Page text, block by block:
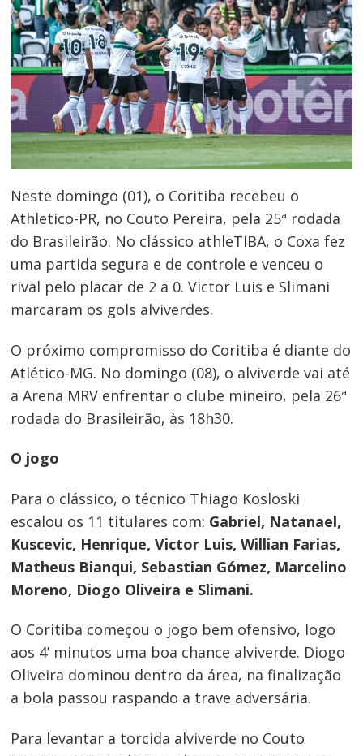
Neste domingo (01), o Coritiba recebeu o
Athletico-PR, no Couto Pereira, pela 25ª rodada
do Brasileirão. No clássico athleTIBA, o Coxa fez
uma partida segura e de controle e venceu o
rival pelo placar de 2 a 0. Victor Luis e Slimani
marcaram os gols alviverdes.
O próximo compromisso do Coritiba é diante do
Atlético-MG. No domingo (08), o alviverde vai até
a Arena MRV enfrentar o clube mineiro, pela 26ª
rodada do Brasileirão, às 18h30.
O jogo
Para o clássico, o técnico Thiago Kosloski
escalou os 11 titulares com: Gabriel, Natanael,
Kuscevic, Henrique, Victor Luis, Willian Farias,
Matheus Bianqui, Sebastian Gómez, Marcelino
Moreno, Diogo Oliveira e Slimani.
O Coritiba começou o jogo bem ofensivo, logo
aos 4’ minutos uma boa chance alviverde. Diogo
Oliveira dominou dentro da área, na finalização
a bola passou raspando a trave adversária.
Para levantar a torcida alviverde no Couto